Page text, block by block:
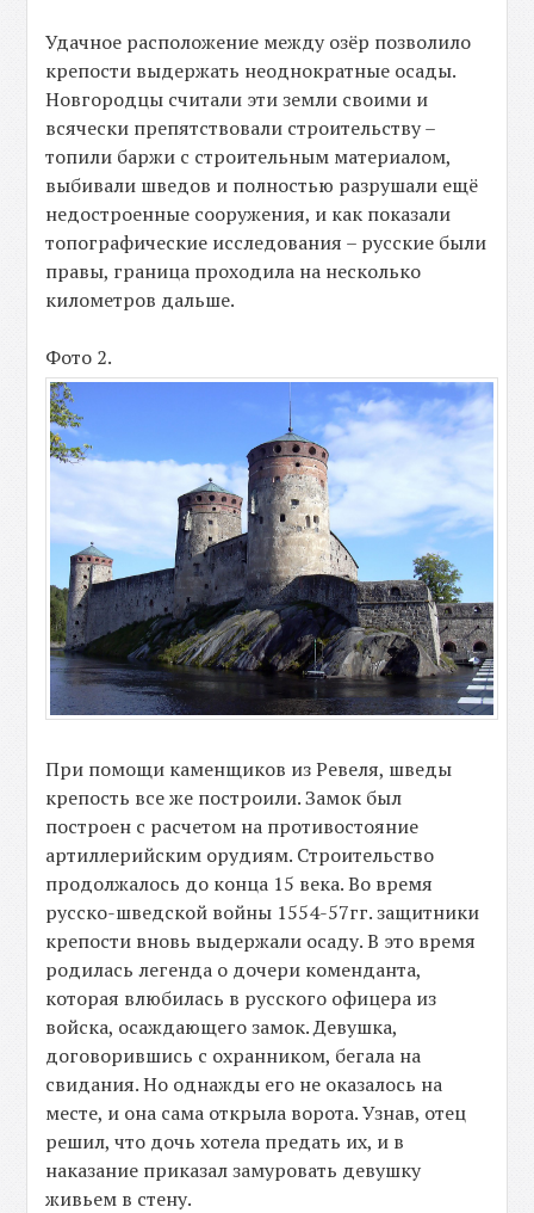
Удачное расположение между озёр позволило
крепости выдержать неоднократные осады.
Новгородцы считали эти земли своими и
всячески препятствовали строительству –
топили баржи с строительным материалом,
выбивали шведов и полностью разрушали ещё
недостроенные сооружения, и как показали
топографические исследования – русские были
правы, граница проходила на несколько
километров дальше.
Фото 2.
При помощи каменщиков из Ревеля, шведы
крепость все же построили. Замок был
построен с расчетом на противостояние
артиллерийским орудиям. Строительство
продолжалось до конца 15 века. Во время
русско-шведской войны 1554-57гг. защитники
крепости вновь выдержали осаду. В это время
родилась легенда о дочери коменданта,
которая влюбилась в русского офицера из
войска, осаждающего замок. Девушка,
договорившись с охранником, бегала на
свидания. Но однажды его не оказалось на
месте, и она сама открыла ворота. Узнав, отец
решил, что дочь хотела предать их, и в
наказание приказал замуровать девушку
живьем в стену.